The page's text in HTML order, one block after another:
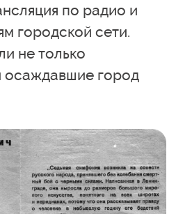
по радио и
городской сети.
не только
осаждавшие город